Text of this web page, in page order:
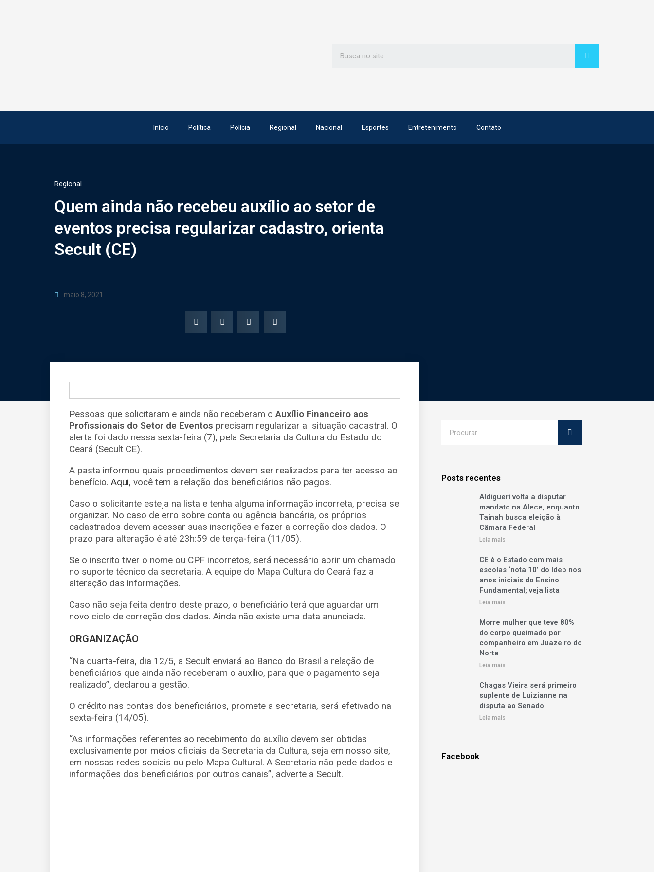
Início Política Polícia Regional Nacional Esportes Entretenimento Contato
Regional
Quem ainda não recebeu auxílio ao setor de
eventos precisa regularizar cadastro, orienta
Secult (CE)
maio 8, 2021
Pessoas que solicitaram e ainda não receberam oAuxílio Financeiro aos
Profissionais do Setor de Eventos precisam regularizar a situação cadastral. O
alerta foi dado nessa sexta-feira (7), pela Secretaria da Cultura do Estado do
Ceará (Secult CE).
A pasta informou quais procedimentos devem ser realizados para ter acesso ao
benefício. Aqui, você tem a relação dos beneficiários não pagos.
Caso o solicitante esteja na lista e tenha alguma informação incorreta, precisa se
organizar. No caso de erro sobre conta ou agência bancária, os próprios
cadastrados devem acessar suas inscrições e fazer a correção dos dados. O
prazo para alteração é até 23h:59 de terça-feira (11/05).
Se o inscrito tiver o nome ou CPF incorretos, será necessário abrir um chamado
no suporte técnico da secretaria. A equipe do Mapa Cultura do Ceará faz a
alteração das informações.
Caso não seja feita dentro deste prazo, o beneficiário terá que aguardar um
novo ciclo de correção dos dados. Ainda não existe uma data anunciada.
ORGANIZAÇÃO
“Na quarta-feira, dia 12/5, a Secult enviará ao Banco do Brasil a relação de
beneficiários que ainda não receberam o auxílio, para que o pagamento seja
realizado”, declarou a gestão.
O crédito nas contas dos beneficiários, promete a secretaria, será efetivado na
sexta-feira (14/05).
“As informações referentes ao recebimento do auxílio devem ser obtidas
exclusivamente por meios oficiais da Secretaria da Cultura, seja em nosso site,
em nossas redes sociais ou pelo Mapa Cultural. A Secretaria não pede dados e
informações dos beneficiários por outros canais”, adverte a Secult.
Posts recentes
Aldigueri volta a disputar
mandato na Alece, enquanto
Tainah busca eleição à
Câmara Federal
Leia mais
CE é o Estado com mais
escolas ‘nota 10’ do Ideb nos
anos iniciais do Ensino
Fundamental; veja lista
Leia mais
Morre mulher que teve 80%
do corpo queimado por
companheiro em Juazeiro do
Norte
Leia mais
Chagas Vieira será primeiro
suplente de Luizianne na
disputa ao Senado
Leia mais
Facebook